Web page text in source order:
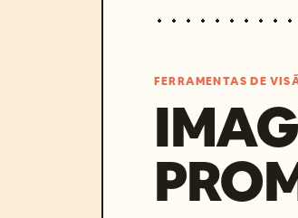
FERRAMENTAS DE